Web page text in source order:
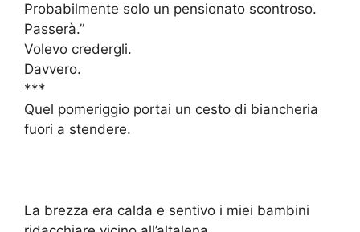
Probabilmente solo un pensionato scontroso.
Passerà.”
Volevo credergli.
Davvero.
***
Quel pomeriggio portai un cesto di biancheria
fuori a stendere.
La brezza era calda e sentivo i miei bambini